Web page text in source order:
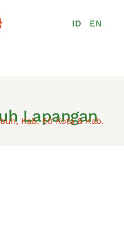
ID EN
Lapangan
Kab. 50 Kota & Kab.